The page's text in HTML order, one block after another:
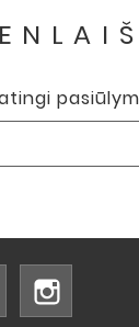
Facebook